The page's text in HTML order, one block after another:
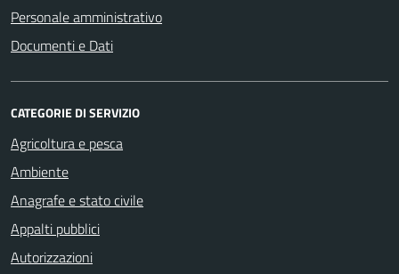
Personale amministrativo
Documenti e Dati
CATEGORIE DI SERVIZIO
Agricoltura e pesca
Ambiente
Anagrafe e stato civile
Appalti pubblici
Autorizzazioni